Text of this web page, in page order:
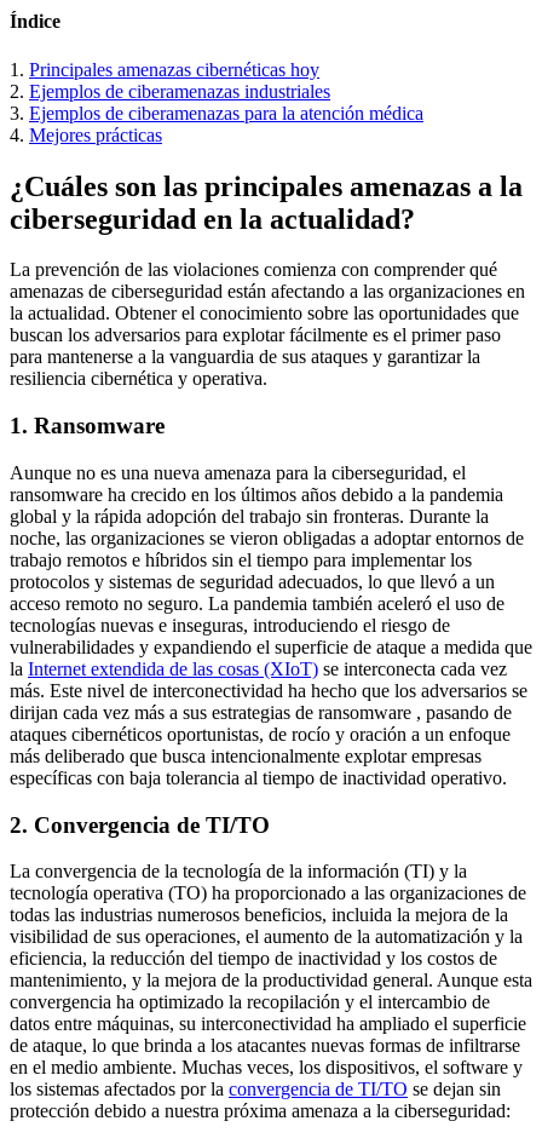
Índice
1. Principales amenazas cibernéticas hoy
2. Ejemplos de ciberamenazas industriales
3. Ejemplos de ciberamenazas para la atención médica
4. Mejores prácticas
¿Cuáles son las principales amenazas a la
ciberseguridad en la actualidad?
La prevención de las violaciones comienza con comprender qué
amenazas de ciberseguridad están afectando a las organizaciones en
la actualidad. Obtener el conocimiento sobre las oportunidades que
buscan los adversarios para explotar fácilmente es el primer paso
para mantenerse a la vanguardia de sus ataques y garantizar la
resiliencia cibernética y operativa.
1. Ransomware
Aunque no es una nueva amenaza para la ciberseguridad, el
ransomware ha crecido en los últimos años debido a la pandemia
global y la rápida adopción del trabajo sin fronteras. Durante la
noche, las organizaciones se vieron obligadas a adoptar entornos de
trabajo remotos e híbridos sin el tiempo para implementar los
protocolos y sistemas de seguridad adecuados, lo que llevó a un
acceso remoto no seguro. La pandemia también aceleró el uso de
tecnologías nuevas e inseguras, introduciendo el riesgo de
vulnerabilidades y expandiendo el superficie de ataque a medida que
la Internet extendida de las cosas (XIoT) se interconecta cada vez
más. Este nivel de interconectividad ha hecho que los adversarios se
dirijan cada vez más a sus estrategias de ransomware , pasando de
ataques cibernéticos oportunistas, de rocío y oración a un enfoque
más deliberado que busca intencionalmente explotar empresas
específicas con baja tolerancia al tiempo de inactividad operativo.
2. Convergencia de TI/TO
La convergencia de la tecnología de la información (TI) y la
tecnología operativa (TO) ha proporcionado a las organizaciones de
todas las industrias numerosos beneficios, incluida la mejora de la
visibilidad de sus operaciones, el aumento de la automatización y la
eficiencia, la reducción del tiempo de inactividad y los costos de
mantenimiento, y la mejora de la productividad general. Aunque esta
convergencia ha optimizado la recopilación y el intercambio de
datos entre máquinas, su interconectividad ha ampliado el superficie
de ataque, lo que brinda a los atacantes nuevas formas de infiltrarse
en el medio ambiente. Muchas veces, los dispositivos, el software y
los sistemas afectados por la convergencia de TI/TO se dejan sin
protección debido a nuestra próxima amenaza a la ciberseguridad: